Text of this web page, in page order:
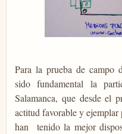
Para la prueba de campo
sido fundamental la
Salamanca, que desde el
actitud favorable y
han tenido la mejor